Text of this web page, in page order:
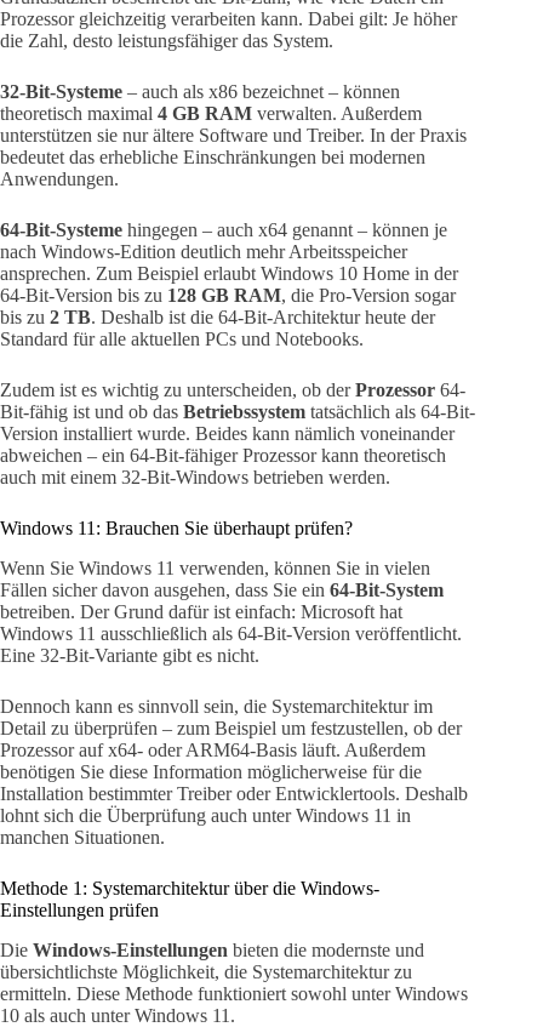
Prozessor gleichzeitig verarbeiten kann. Dabei gilt: Je höher
die Zahl, desto leistungsfähiger das System.
32-Bit-Systeme – auch als x86 bezeichnet – können
theoretisch maximal 4 GB RAM verwalten. Außerdem
unterstützen sie nur ältere Software und Treiber. In der Praxis
bedeutet das erhebliche Einschränkungen bei modernen
Anwendungen.
64-Bit-Systeme hingegen – auch x64 genannt – können je
nach Windows-Edition deutlich mehr Arbeitsspeicher
ansprechen. Zum Beispiel erlaubt Windows 10 Home in der
64-Bit-Version bis zu 128 GB RAM, die Pro-Version sogar
bis zu 2 TB. Deshalb ist die 64-Bit-Architektur heute der
Standard für alle aktuellen PCs und Notebooks.
Zudem ist es wichtig zu unterscheiden, ob derProzessor 64-
Bit-fähig ist und ob das Betriebssystem tatsächlich als 64-Bit-
Version installiert wurde. Beides kann nämlich voneinander
abweichen – ein 64-Bit-fähiger Prozessor kann theoretisch
auch mit einem 32-Bit-Windows betrieben werden.
Windows 11: Brauchen Sie überhaupt prüfen?
Wenn Sie Windows 11 verwenden, können Sie in vielen
Fällen sicher davon ausgehen, dass Sie ein 64-Bit-System
betreiben. Der Grund dafür ist einfach: Microsoft hat
Windows 11 ausschließlich als 64-Bit-Version veröffentlicht.
Eine 32-Bit-Variante gibt es nicht.
Dennoch kann es sinnvoll sein, die Systemarchitektur im
Detail zu überprüfen – zum Beispiel um festzustellen, ob der
Prozessor auf x64- oder ARM64-Basis läuft. Außerdem
benötigen Sie diese Information möglicherweise für die
Installation bestimmter Treiber oder Entwicklertools. Deshalb
lohnt sich die Überprüfung auch unter Windows 11 in
manchen Situationen.
Methode 1: Systemarchitektur über die Windows-
Einstellungen prüfen
Die Windows-Einstellungen bieten die modernste und
übersichtlichste Möglichkeit, die Systemarchitektur zu
ermitteln. Diese Methode funktioniert sowohl unter Windows
10 als auch unter Windows 11.